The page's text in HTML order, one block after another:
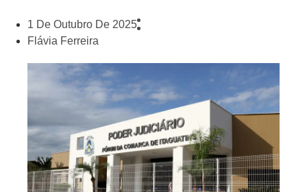
1 De Outubro De 2025
Flávia Ferreira